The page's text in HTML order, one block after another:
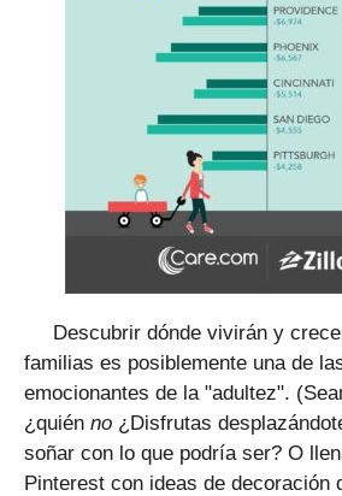
Descubrir dónde vivirán y
familias es posiblemente una de
emocionantes de la "adultez".
¿quién no ¿Disfrutas
soñar con lo que podría ser? O
Pinterest con ideas de decoración